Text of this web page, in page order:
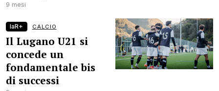
9 mesi
laR+ CALCIO
Il Lugano U21 si
concede un
fondamentale bis
di successi